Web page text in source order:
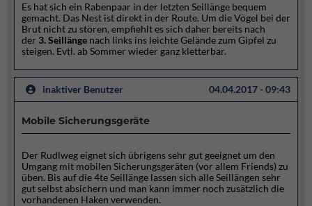
Es hat sich ein Rabenpaar in der letzten Seillänge bequem
gemacht. Das Nest ist direkt in der Route. Um die Vögel bei der
Brut nicht zu stören, empfiehlt es sich daher bereits nach
der 3. Seillänge nach links ins leichte Gelände zum Gipfel zu
steigen. Evtl. ab Sommer wieder ganz kletterbar.
inaktiver Benutzer 04.04.2017 - 09:43
Mobile Sicherungsgeräte
Der Rudlweg eignet sich übrigens sehr gut geeignet um den
Umgang mit mobilen Sicherungsgeräten (vor allem Friends) zu
üben. Bis auf die 4te Seillänge lassen sich alle Seillängen sehr
gut selbst absichern und man kann immer noch zusätzlich die
vorhandenen Haken verwenden.